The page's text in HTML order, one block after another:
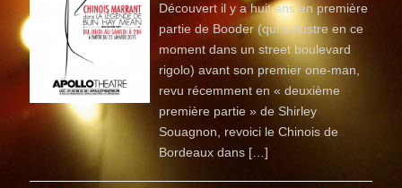
Découvert il y a huit ans en première
partie de Booder (qui s’illustre en ce
moment dans un street boulevard
rigolo) avant son premier one-man,
revu récemment en « deuxième
première partie » de Shirley
Souagnon, revoici le Chinois de
Bordeaux dans […]